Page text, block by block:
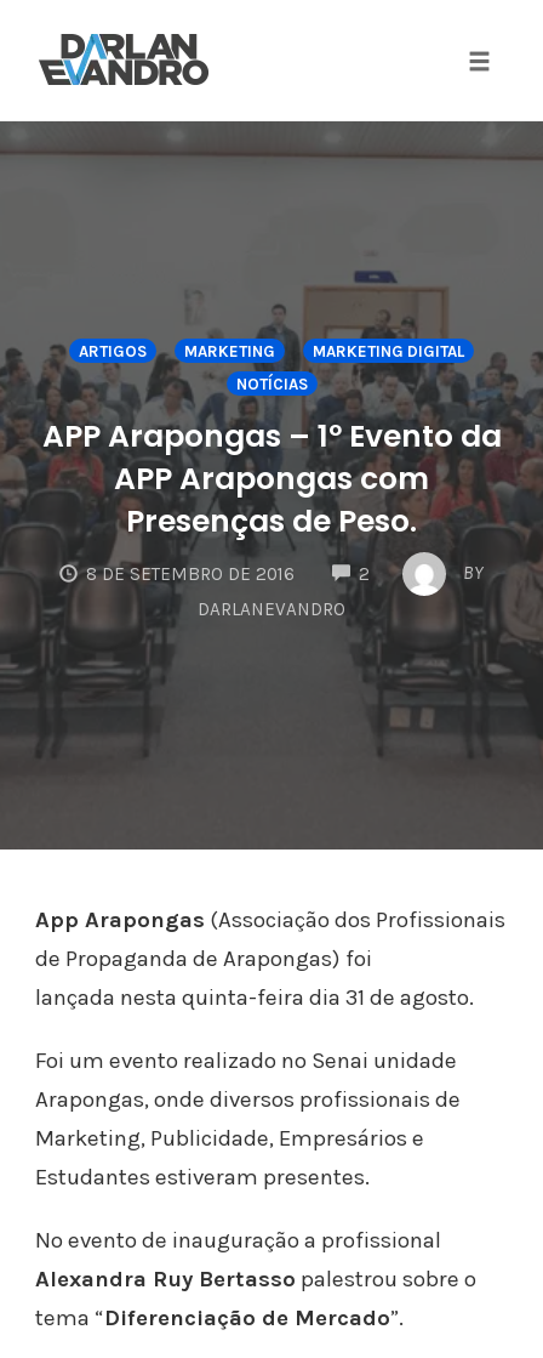
ARTIGOS MARKETING
MARKETING DIGITAL
NOTÍCIAS
APP Arapongas – 1º Evento da
APP Arapongas com
Presenças de Peso.
8 DE SETEMBRO DE 2016 2 COMMENTSBY
DARLANEVANDRO
App Arapongas (Associação dos Profissionais
de Propaganda de Arapongas) foi
lançada nesta quinta-feira dia 31 de agosto.
Foi um evento realizado no Senai unidade
Arapongas, onde diversos profissionais de
Marketing, Publicidade, Empresários e
Estudantes estiveram presentes.
No evento de inauguração a profissional
Alexandra Ruy Bertasso palestrou sobre o
tema “Diferenciação de Mercado”.